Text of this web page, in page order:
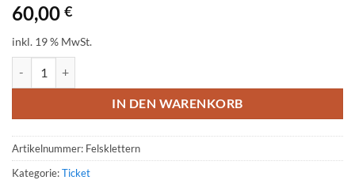
60,00 €
inkl. 19 % MwSt.
IN DEN WARENKORB
Artikelnummer: Felsklettern
Kategorie:Ticket